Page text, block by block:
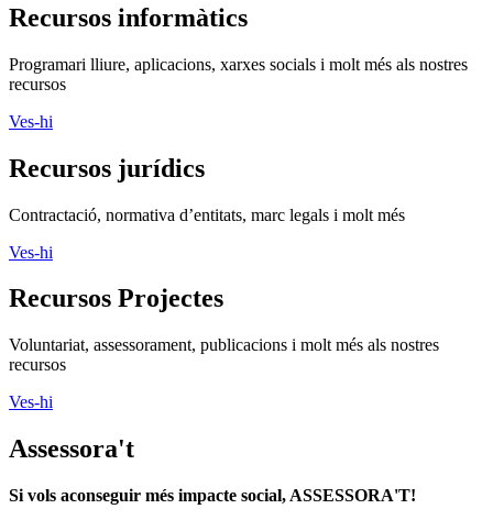
Recursos informàtics
Programari lliure, aplicacions, xarxes socials i molt més als nostres
recursos
Ves-hi
Recursos jurídics
Contractació, normativa d’entitats, marc legals i molt més
Ves-hi
Recursos Projectes
Voluntariat, assessorament, publicacions i molt més als nostres
recursos
Ves-hi
Assessora't
Si vols aconseguir més impacte social, ASSESSORA'T!